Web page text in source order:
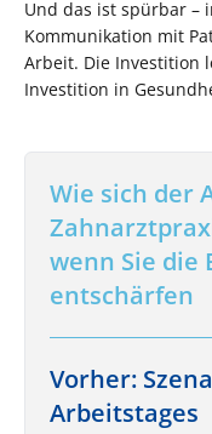
Und das ist spürbar –
Kommunikation mit
Arbeit. Die Investition
Investition in
Wie sich der
wenn Sie die
entschärfen
Vorher:
Arbeitstages